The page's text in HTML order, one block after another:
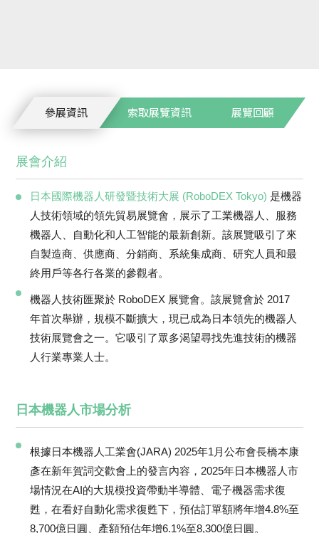
參展資訊 索取展覽資訊 展覽回顧
展會介紹
日本國際機器人研發暨技術大展 (RoboDEX Tokyo) 是機器
人技術領域的領先貿易展覽會，展示了工業機器人、服務
機器人、自動化和人工智能的最新創新。該展覽吸引了來
自製造商、供應商、分銷商、系統集成商、研究人員和最
終用戶等各行各業的參觀者。
機器人技術匯聚於 RoboDEX 展覽會。該展覽會於 2017
年首次舉辦，規模不斷擴大，現已成為日本領先的機器人
技術展覽會之一。它吸引了眾多渴望尋找先進技術的機器
人行業專業人士。
日本機器人市場分析
根據日本機器人工業會(JARA) 2025年1月公布會長橋本康
彥在新年賀詞交歡會上的發言內容，2025年日本機器人市
場情況在AI的大規模投資帶動半導體、電子機器需求復
甦，在看好自動化需求復甦下，預估訂單額將年增4.8%至
8,700億日圓、產額預估年增6.1%至8,300億日圓。